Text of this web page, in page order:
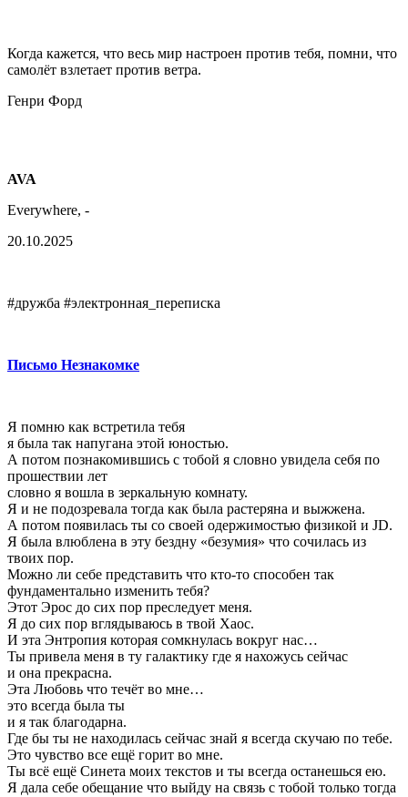
Когда кажется, что весь мир настроен против тебя, помни, что
самолёт взлетает против ветра.
Генри Форд
AVA
Everywhere, -
20.10.2025
#дружба #электронная_переписка
Письмо Незнакомке
Я помню как встретила тебя
я была так напугана этой юностью.
А потом познакомившись с тобой я словно увидела себя по
прошествии лет
словно я вошла в зеркальную комнату.
Я и не подозревала тогда как была растеряна и выжжена.
А потом появилась ты со своей одержимостью физикой и JD.
Я была влюблена в эту бездну «безумия» что сочилась из
твоих пор.
Можно ли себе представить что кто-то способен так
фундаментально изменить тебя?
Этот Эрос до сих пор преследует меня.
Я до сих пор вглядываюсь в твой Хаос.
И эта Энтропия которая сомкнулась вокруг нас…
Ты привела меня в ту галактику где я нахожусь сейчас
и она прекрасна.
Эта Любовь что течёт во мне…
это всегда была ты
и я так благодарна.
Где бы ты не находилась сейчас знай я всегда скучаю по тебе.
Это чувство все ещё горит во мне.
Ты всё ещё Синета моих текстов и ты всегда останешься ею.
Я дала себе обещание что выйду на связь с тобой только тогда